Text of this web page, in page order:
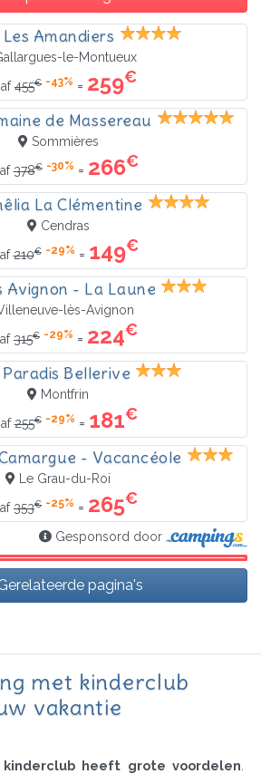
Amandiers
le-Montueux
455€ -43% = 259€
de Massereau
Sommières
378€ -30% = 266€
La Clémentine
Cendras
210€ -29% = 149€
Avignon - La Laune
lès-Avignon
315€ -29% = 224€
Paradis Bellerive
Montfrin
255€ -29% = 181€
- Vacancéole
Le Grau-du-Roi
353€ -25% = 265€
Gesponsord door
pagina's
met kinderclub
vakantie
kinderclub heeft grote voordelen